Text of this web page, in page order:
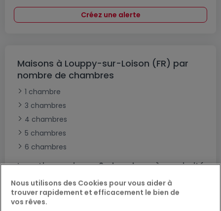
Créez une alerte
Maisons à Louppy-sur-Loison (FR) par
nombre de chambres
1 chambre
3 chambres
4 chambres
5 chambres
6 chambres
Location maisons 2 chambres à proximité
de Louppy-sur-Loison (FR)
Vente maisons 2 chambres Baâlon
Nous utilisons des Cookies pour vous aider à
trouver rapidement et efficacement le bien de
vos rêves.